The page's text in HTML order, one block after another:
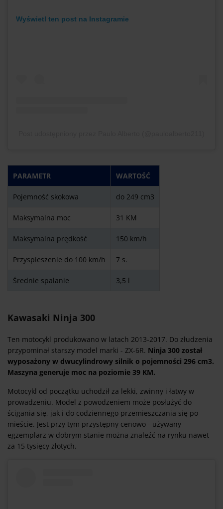
Wyświetl ten post na Instagramie
PARAMETR WARTOŚĆ
Pojemność skokowa do 249 cm3
Maksymalna moc 31 KM
Maksymalna prędkość 150 km/h
Przyspieszenie do 100 km/h 7 s.
Średnie spalanie 3,5 l
Kawasaki Ninja 300
Ten motocykl produkowano w latach 2013-2017. Do złudzenia
przypominał starszy model marki - ZX-6R. Ninja 300 został
wyposażony w dwucylindrowy silnik o pojemności 296 cm3.
Maszyna generuje moc na poziomie 39 KM.
Motocykl od początku uchodził za lekki, zwinny i łatwy w
prowadzeniu. Model z powodzeniem może posłużyć do
ścigania się, jak i do codziennego przemieszczania się po
mieście. Jest przy tym przystępny cenowo - używany
egzemplarz w dobrym stanie można znaleźć na rynku nawet
za 15 tysięcy złotych.